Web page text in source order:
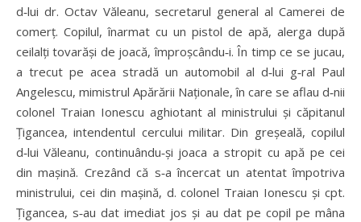
d‑lui dr. Octav Văleanu, secretarul general al Camerei de
comerț. Copilul, înarmat cu un pistol de apă, alerga după
ceilalți tovarăși de joacă, împroșcându‑i. În timp ce se jucau,
a trecut pe acea stradă un automobil al d‑lui g‑ral Paul
Angelescu, mimistrul Apărării Naționale, în care se aflau d‑nii
colonel Traian Ionescu aghiotant al ministrului și căpitanul
Țigancea, intendentul cercului militar. Din greșeală, copilul
d‑lui Văleanu, continuându‑și joaca a stropit cu apă pe cei
din mașină. Crezând că s‑a încercat un atentat împotriva
ministrului, cei din mașină, d. colonel Traian Ionescu și cpt.
Țigancea, s‑au dat imediat jos și au dat pe copil pe mâna